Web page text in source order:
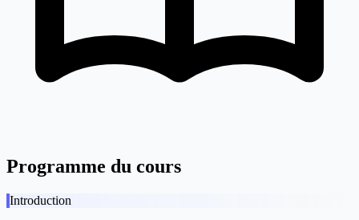
Programme du cours
Introduction